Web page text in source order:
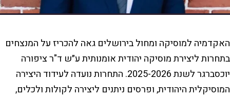
האקדמיה למוסיקה ומחול בירושלים גאה להכריז על המנצחים
בתחרות ליצירת מוסיקה יהודית אומנותית ע״ש ד"ר ציפורה
יוכסברגר לשנת 2025-2026. התחרות נועדה לעידוד היצירה
המוסיקלית היהודית, ופרסים ניתנים ליצירה לקולות ולכלים,